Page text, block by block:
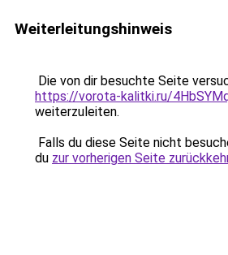
Weiterleitungshinweis
Die von dir besuchte Seite
https://vorota-kalitki.ru/
weiterzuleiten.
Falls du diese Seite nicht
du zur vorherigen Seite